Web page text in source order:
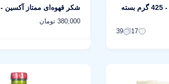
نودل سبزیجات شف هو - 425 گرم بسته
17
39
شکر قهوه‌ای ممتاز آکسین - 1400 گرم
380,000 تومان